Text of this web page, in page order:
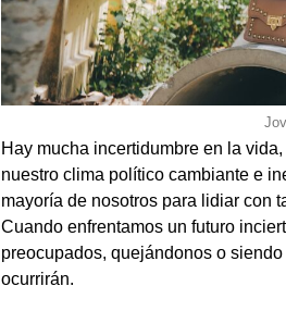
Hay mucha incertidumbre en la
nuestro clima político cambiante e
mayoría de nosotros para lidiar con
Cuando enfrentamos un futuro
preocupados, quejándonos o
ocurrirán.